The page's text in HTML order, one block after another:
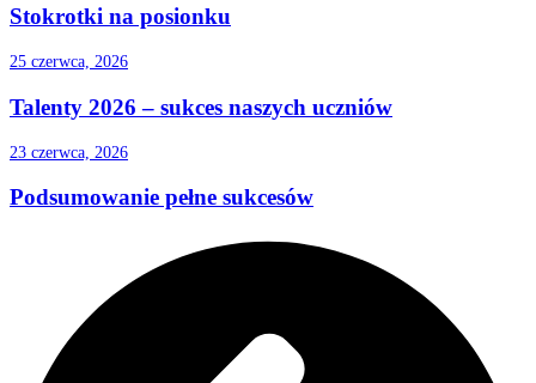
Stokrotki na posionku
25 czerwca, 2026
Talenty 2026 – sukces naszych uczniów
23 czerwca, 2026
Podsumowanie pełne sukcesów